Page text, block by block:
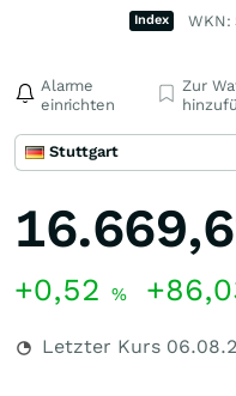
Index WKN:
Alarme
einrichten
Zur
Stuttgart
+0,52 %
Letzter Kurs